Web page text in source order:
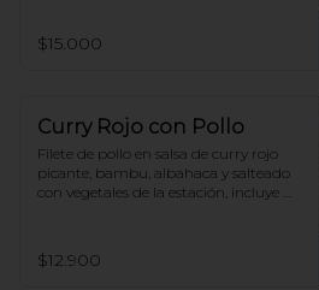
$15.000
Curry Rojo con Pollo
Filete de pollo en salsa de curry rojo
picante, bambu, albahaca y salteado
con vegetales de la estación, incluye
$12.900